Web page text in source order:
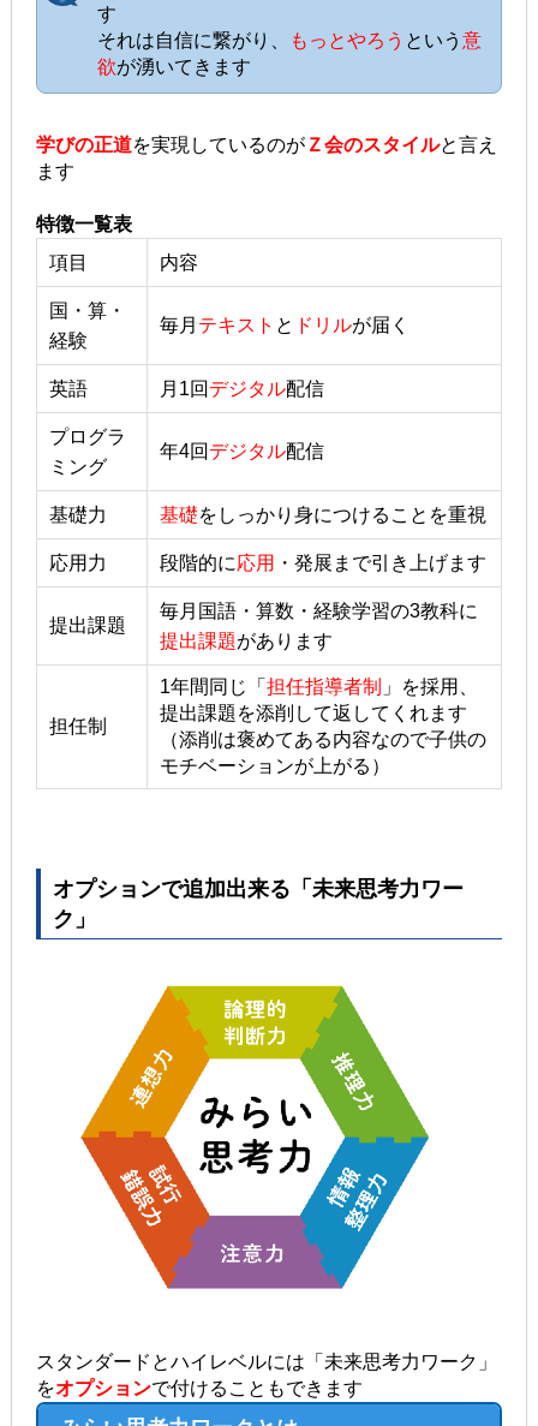
す
それは自信に繋がり、
もっとやろう という 意
欲が湧いてきます
学びの正道を実現しているのがＺ会のスタイルと言え
ます
特徴一覧表
項目
内容
国・算・
経験
毎月 テキスト と ドリルが届く
英語 月1回 デジタル配信
プログラ
ミング
年4回 デジタル配信
基礎力 基礎をしっかり身につけることを重視
応用力 段階的に応用 ・発展まで引き上げます
提出課題
毎月国語・算数・経験学習の3教科に
提出課題があります
担任制
1年間同じ「 担任指導者制 」を採用、
提出課題を添削して返してくれます
（添削は褒めてある内容なので子供の
モチベーションが上がる）
オプションで追加出来る「未来思考力ワー
ク」
スタンダードとハイレベルには「未来思考力ワーク」
をオプションで付けることもできます